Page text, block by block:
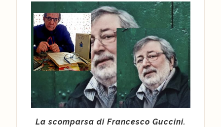
La scomparsa di Francesco Guccini.